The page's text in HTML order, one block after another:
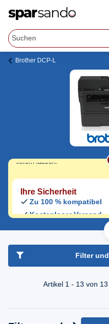
Brother DCP-L
Brother DCP-L
Jetzt originale &
2550 DN Toner
Den Druckerhersteller und das
liefern lassen.
Ihre Sicherheit
Zu 100 % kompatibel
Kostenloser Versand
haben Sie Frage?
Freundlicher Support & Beratung
Mo - Fr. 08.00 - 16:30 Uhr
Filter
Artikel 1 - 13 von 13